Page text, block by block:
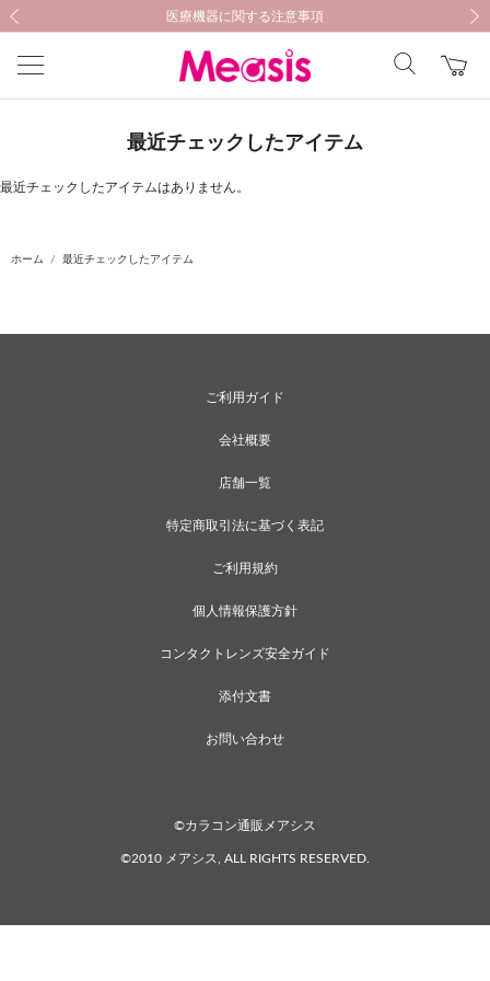
新規会員登録キャンペーン開催中！
医療機器に関する注意事項
新規会員登録キャンペーン開催中！
医療機器に関する注意事項
最近チェックしたアイテム
最近チェックしたアイテムはありません。
ホーム 最近チェックしたアイテム
ご利用ガイド
会社概要
店舗一覧
特定商取引法に基づく表記
ご利用規約
個人情報保護方針
コンタクトレンズ安全ガイド
添付文書
お問い合わせ
©カラコン通販メアシス
©2010 メアシス, ALL RIGHTS RESERVED.